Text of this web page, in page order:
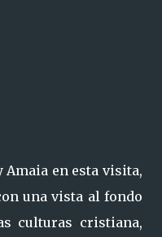
en esta visita,
una vista al fondo
culturas cristiana,